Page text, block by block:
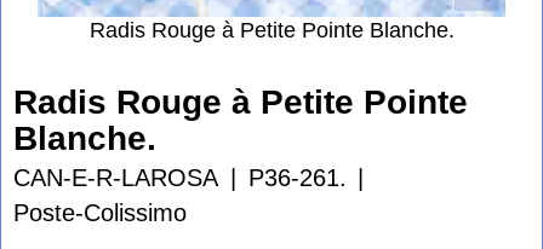
Radis Rouge à Petite Pointe Blanche.
Radis Rouge à Petite Pointe
Blanche.
CAN-E-R-LAROSA
P36-261.
Poste-Colissimo